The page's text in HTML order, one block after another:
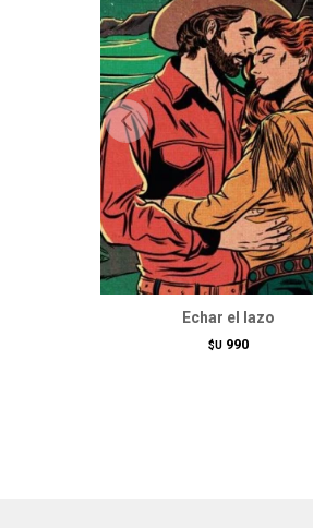
Echar el lazo
$U 990